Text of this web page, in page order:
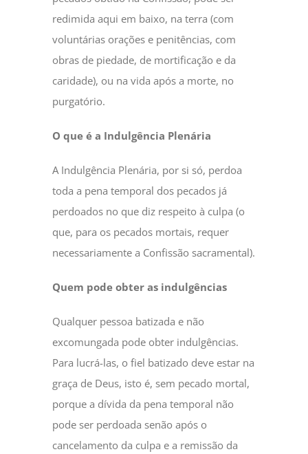
redimida aqui em baixo, na terra (com
voluntárias orações e penitências, com
obras de piedade, de mortificação e da
caridade), ou na vida após a morte, no
purgatório.
O que é a Indulgência Plenária
A Indulgência Plenária, por si só, perdoa
toda a pena temporal dos pecados já
perdoados no que diz respeito à culpa (o
que, para os pecados mortais, requer
necessariamente a Confissão sacramental).
Quem pode obter as indulgências
Qualquer pessoa batizada e não
excomungada pode obter indulgências.
Para lucrá-las, o fiel batizado deve estar na
graça de Deus, isto é, sem pecado mortal,
porque a dívida da pena temporal não
pode ser perdoada senão após o
cancelamento da culpa e a remissão da